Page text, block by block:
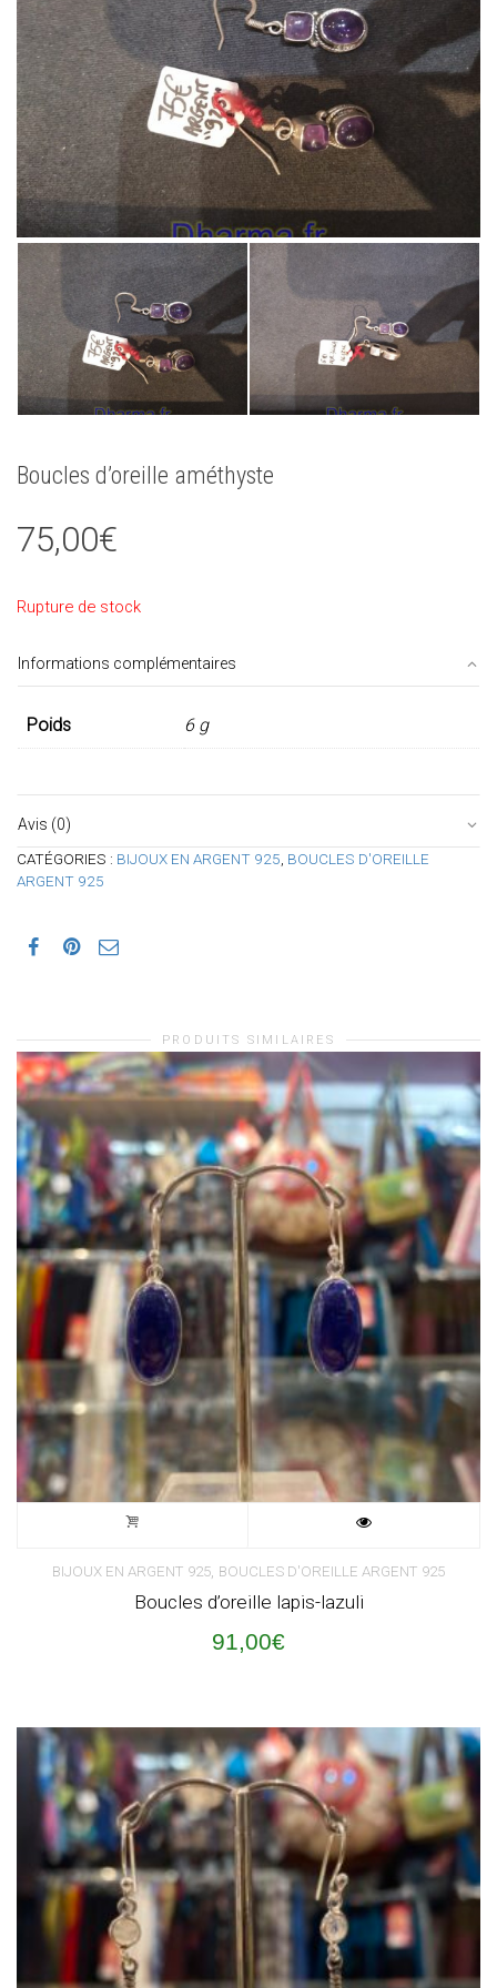
Boucles d’oreille améthyste
75,00€
Rupture de stock
Informations complémentaires
Poids 6 g
Avis (0)
CATÉGORIES : BIJOUX EN ARGENT 925 BOUCLES D'OREILLE
ARGENT 925
PRODUITS SIMILAIRES
BIJOUX EN ARGENT 925, BOUCLES D'OREILLE ARGENT 925
Boucles d’oreille lapis-lazuli
91,00€